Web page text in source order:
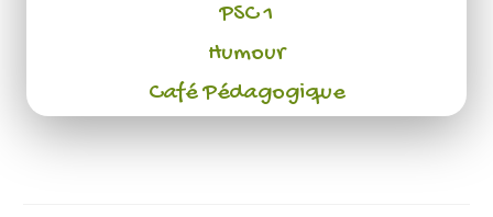
PSC 1
Humour
Café Pédagogique